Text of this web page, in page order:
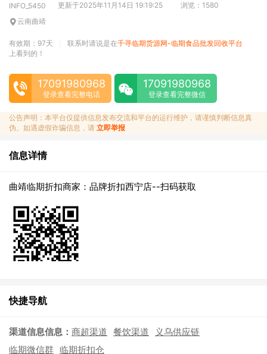
INFO_5450 更新于2025年11月14日 19:19:25
浏览：1580
云南曲靖
有效期：97天 联系时请说是在千寻临期货源网-临期食品批发回收平台
上看到的！
17091980968
登录查看完整电话
17091980968
登录查看完整微信
公告声明：本平台仅提供信息发布交流和平台的运行维护，请谨慎判断信息真
伪。如遇虚假诈骗信息，请 立即举报
信息详情
曲靖临期折扣商家：品牌折扣西宁店--扫码获取
快捷导航
渠道信息信息： 商超渠道 餐饮渠道
义乌供应链
临期微信群 临期折扣仓